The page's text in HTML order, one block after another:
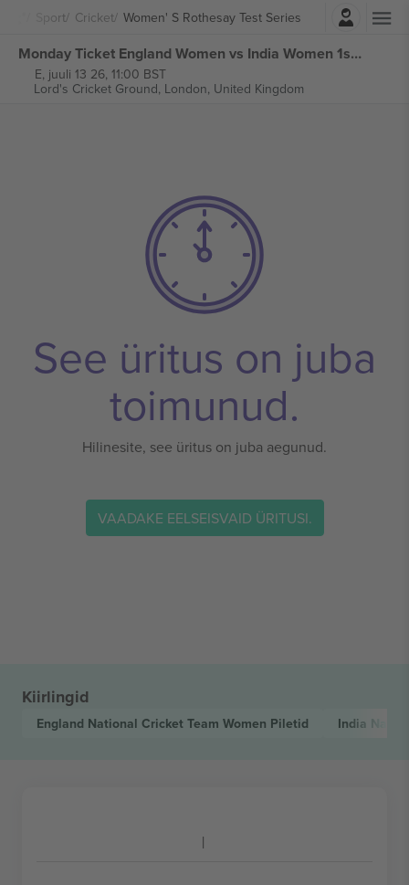
Sport Cricket Women' S Rothesay Test Series
Logi sisse
Monday Ticket England Women vs India Women 1st Women' s Rothesay Test Series piletid
E, juuli 13 26, 11:00 BST
Lord's Cricket Ground, London, United Kingdom
See üritus on juba
toimunud.
Hilinesite, see üritus on juba aegunud.
VAADAKE EELSEISVAID ÜRITUSI.
Kiirlingid
England National Cricket Team Women Piletid India